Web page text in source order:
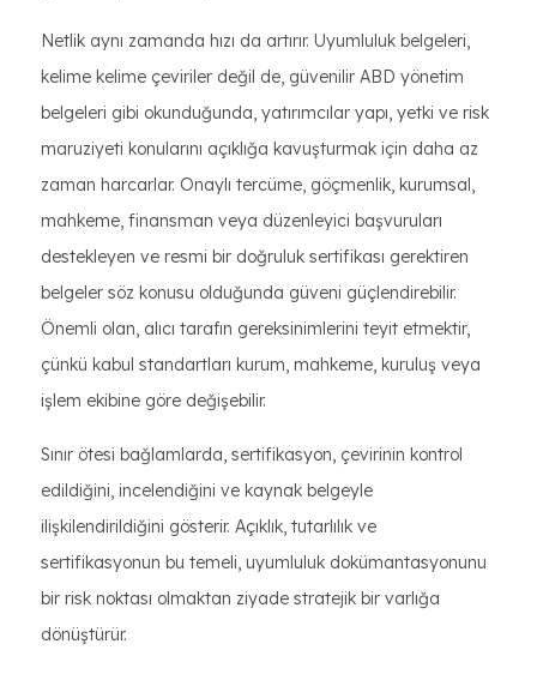
Netlik aynı zamanda hızı da artırır. Uyumluluk belgeleri,
kelime kelime çeviriler değil de, güvenilir ABD yönetim
belgeleri gibi okunduğunda, yatırımcılar yapı, yetki ve risk
maruziyeti konularını açıklığa kavuşturmak için daha az
zaman harcarlar. Onaylı tercüme, göçmenlik, kurumsal,
mahkeme, finansman veya düzenleyici başvuruları
destekleyen ve resmi bir doğruluk sertifikası gerektiren
belgeler söz konusu olduğunda güveni güçlendirebilir.
Önemli olan, alıcı tarafın gereksinimlerini teyit etmektir,
çünkü kabul standartları kurum, mahkeme, kuruluş veya
işlem ekibine göre değişebilir.
Sınır ötesi bağlamlarda, sertifikasyon, çevirinin kontrol
edildiğini, incelendiğini ve kaynak belgeyle
ilişkilendirildiğini gösterir. Açıklık, tutarlılık ve
sertifikasyonun bu temeli, uyumluluk dokümantasyonunu
bir risk noktası olmaktan ziyade stratejik bir varlığa
dönüştürür.